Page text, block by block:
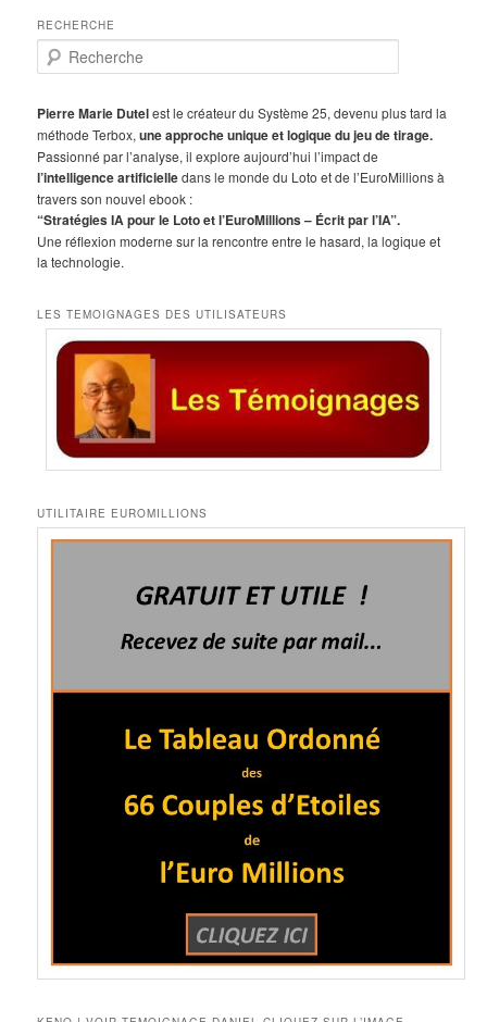
RECHERCHE
e
h
e
r
c
h
e
Pierre Marie Dutelest le créateur du Système 25, devenu plus tard la
méthode Terbox,une approche unique et logique du jeu de tirage.
Passionné par l’analyse, il explore aujourd’hui l’impact de
l’intelligence artificielledans le monde du Loto et de l’EuroMillions à
travers son nouvel ebook :
“Stratégies IA pour le Loto et l’EuroMillions – Écrit par l’IA”.
Une réflexion moderne sur la rencontre entre le hasard, la logique et
la technologie.
LES TEMOIGNAGES DES UTILISATEURS
UTILITAIRE EUROMILLIONS